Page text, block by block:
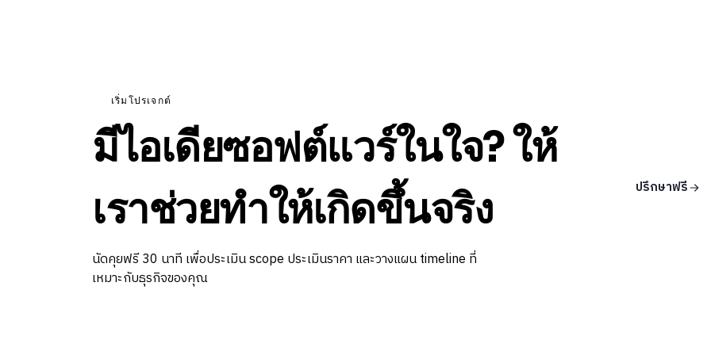
เริ่มโปรเจกต์
มีไอเดียซอฟต์แวร์ในใจ? ให้
เราช่วยทำให้เกิดขึ้นจริง
นัดคุยฟรี 30 นาที เพื่อประเมิน scope ประเมินราคา และวางแผน timeline ที่
เหมาะกับธุรกิจของคุณ
ปรึกษาฟรี